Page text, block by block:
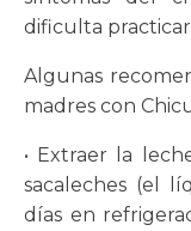
dificulta
Algunas
madres con
• Extraer la
sacaleches (el
días en